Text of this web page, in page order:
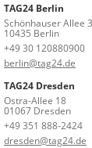
TAG24 Berlin
Schönhauser Allee
10435 Berlin
+49 30 120880900
berlin@tag24.de
TAG24 Dresden
Ostra-Allee 18
01067 Dresden
+49 351 888-2424
dresden@tag24.de